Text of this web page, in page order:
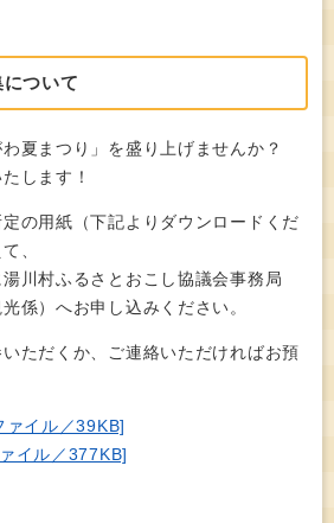
ついて
夏まつり」を盛り上げませんか？
します！
の用紙（下記よりダウンロードくだ
、
川村ふるさとおこし協議会事務局
係）へお申し込みください。
ただくか、ご連絡いただければお預
イル／39KB]
イル／377KB]